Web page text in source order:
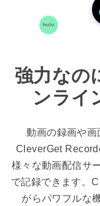
強力なの
ンライ
動画の録画や画
CleverGet
様々な動画配信サ
で記録できます。
がらパワフルな